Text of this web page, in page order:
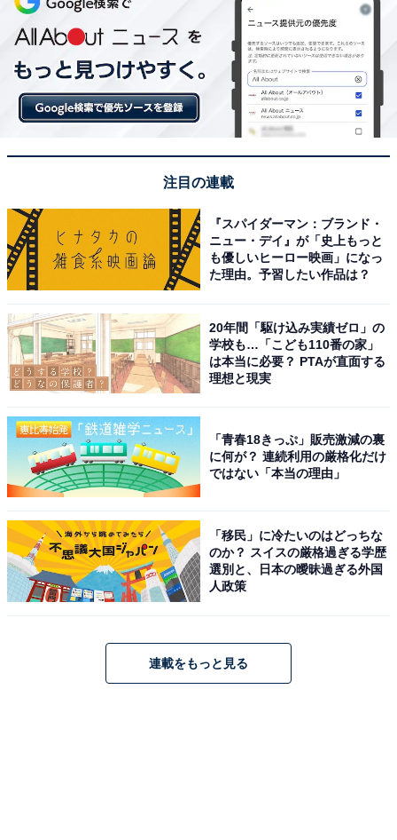
札幌市図書・情報館（画像出典：札幌市民交流プラザ公式サイト）
「はたらくをらくにする」をコンセプトに掲げる、札幌
市民交流プラザ1・2階に入居する新感覚の図書館です。
地下鉄大通駅30番出口から地下歩道直結で徒歩2分とア
りにふらっと立ち寄れるのが大きな魅力です。
本の貸し出しは行っていませんが（他館図書の受取・返
が充実しており、2階はWORK・LIFE・ARTの3エリアに
約298棚が並んでいます。新聞90種以上・雑誌約500種・
データベース24種類もそろい、調べ物や情報収集に活用
できます。
座席は多彩で、会話しながら利用できるグループエリ
ア・ガラスで仕切られた集中できるリーディングルー
ム・電源付き席・WEBから事前予約できる座席（約170
1階には北海道・札幌の魅力に関する図書や展示があ
り、自家焙煎コーヒーのカフェ「MORIHICO.」が併設さ
注目の連載
『スパイダーマン：ブランド・
ニュー・デイ』が「史上もっと
も優しいヒーロー映画」になっ
た理由。予習したい作品は？
20年間「駆け込み実績ゼロ」の
学校も…「こども110番の家」
は本当に必要？ PTAが直面する
理想と現実
「青春18きっぷ」販売激減の裏
に何が？ 連続利用の厳格化だけ
ではない「本当の理由」
「移民」に冷たいのはどっちな
のか？ スイスの厳格過ぎる学歴
選別と、日本の曖昧過ぎる外国
人政策
連載をもっと見る